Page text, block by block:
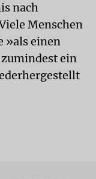
nach
Menschen
»als einen
ein